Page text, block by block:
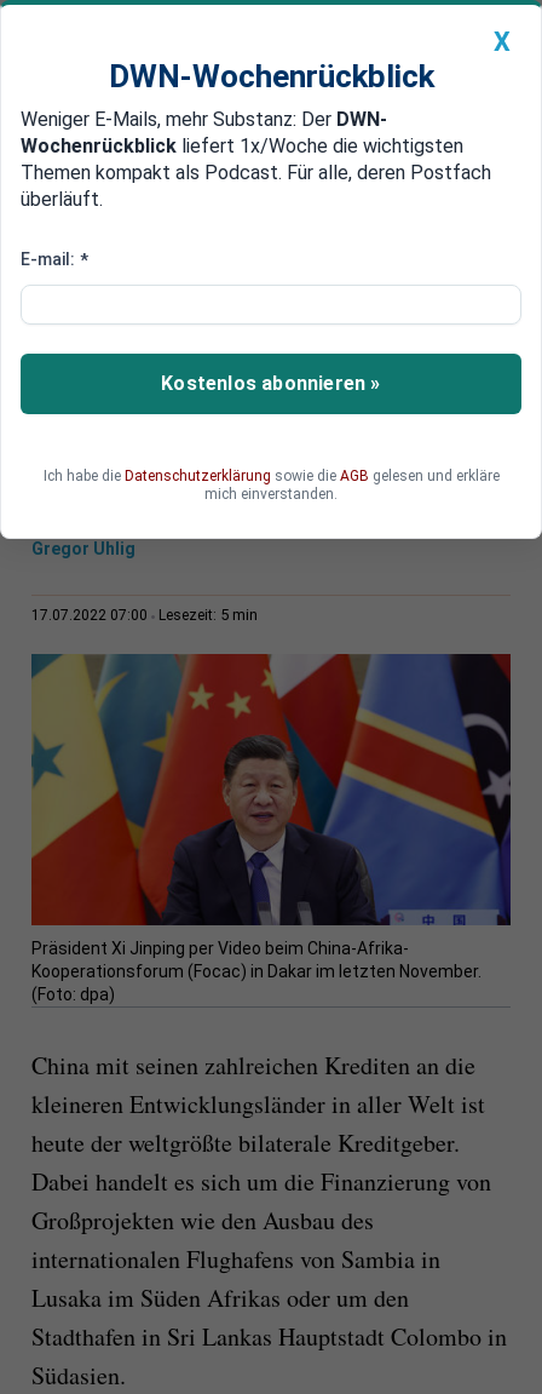
Newsticker MEIN DWN: Geldanlage Premium
Edelmetalle DWN-Magazin China
Schwellenländer bemühen sich
Die Schuldenlast ist für zahlreiche
Schwellenländer untragbar geworden. Eine
entscheidende Rolle spielen dabei China und die
Gregor Uhlig
17.07.2022 07:00 Lesezeit: 5 min
Präsident Xi Jinping per Video beim China-Afrika-
Kooperationsforum (Focac) in Dakar im letzten November.
(Foto: dpa)
China mit seinen zahlreichen Krediten an die
kleineren Entwicklungsländer in aller Welt ist
heute der weltgrößte bilaterale Kreditgeber.
Dabei handelt es sich um die Finanzierung von
Großprojekten wie den Ausbau des
internationalen Flughafens von Sambia in
Lusaka im Süden Afrikas oder um den
Stadthafen in Sri Lankas Hauptstadt Colombo in
Südasien.
X
DWN-Wochenrückblick
Weniger E-Mails, mehr Substanz: Der DWN-
Wochenrückblick liefert 1x/Woche die wichtigsten
Themen kompakt als Podcast. Für alle, deren Postfach
überläuft.
E-mail: *
Kostenlos abonnieren »
Ich habe die Datenschutzerklärung sowie die AGB gelesen und erkläre
mich einverstanden.